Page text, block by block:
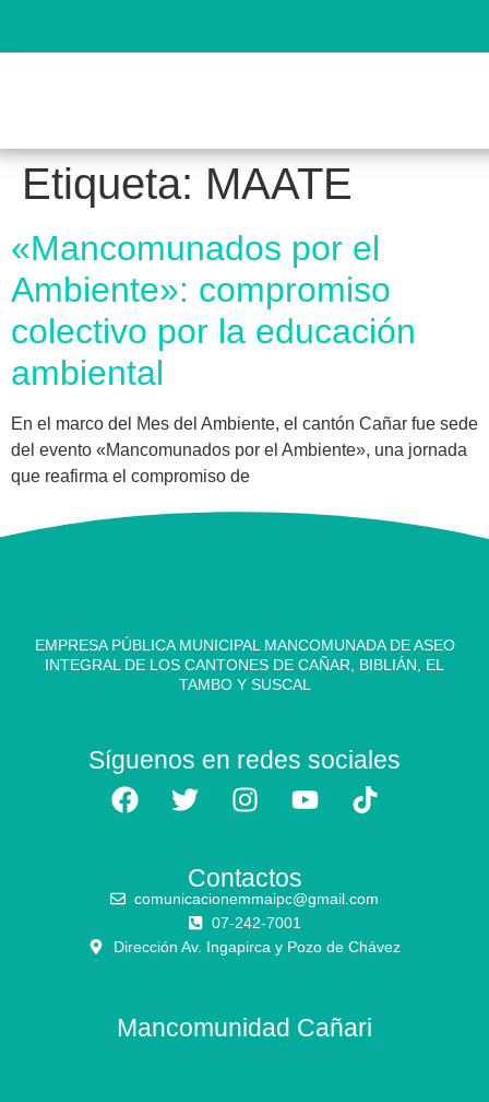
Etiqueta: MAATE
«Mancomunados por el
Ambiente»: compromiso
colectivo por la educación
ambiental
En el marco del Mes del Ambiente, el cantón Cañar fue sede
del evento «Mancomunados por el Ambiente», una jornada
que reafirma el compromiso de
EMPRESA PÚBLICA MUNICIPAL MANCOMUNADA DE ASEO
INTEGRAL DE LOS CANTONES DE CAÑAR, BIBLIÁN, EL
TAMBO Y SUSCAL
Síguenos en redes sociales
Contactos
comunicacionemmaipc@gmail.com
07-242-7001
Dirección Av. Ingapirca y Pozo de Chávez
Mancomunidad Cañari